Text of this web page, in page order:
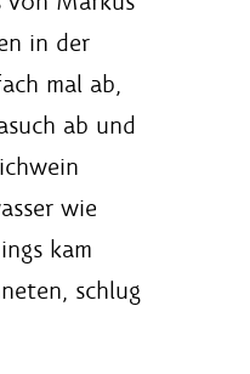
in der
mal ab,
ab und
wie
kam
schlug